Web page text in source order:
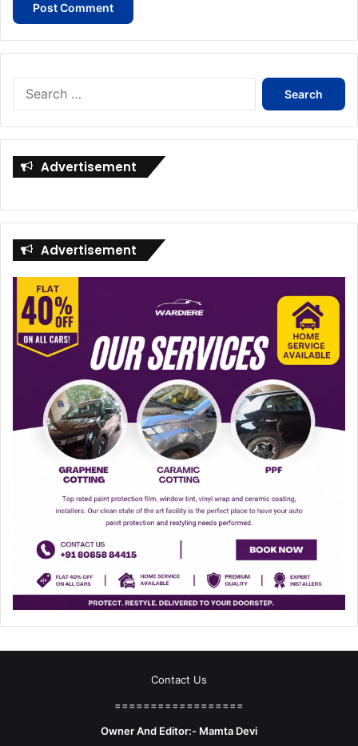
Search
for:
Advertisement
Advertisement
Contact Us
==================
Owner And Editor:- Mamta Devi